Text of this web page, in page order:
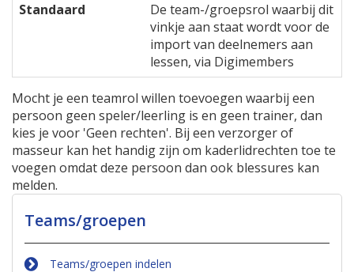
Standaard
De team-/groepsrol waarbij dit
vinkje aan staat wordt voor de
import van deelnemers aan
lessen, via Digimembers
Mocht je een teamrol willen toevoegen waarbij een
persoon geen speler/leerling is en geen trainer, dan
kies je voor 'Geen rechten'. Bij een verzorger of
masseur kan het handig zijn om kaderlidrechten toe te
voegen omdat deze persoon dan ook blessures kan
melden.
Teams/groepen
Teams/groepen indelen